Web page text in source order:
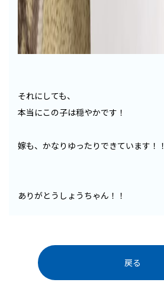
それにしても、
本当にこの子は穏やかです！
嫁も、かなりゆったりできています！！
ありがとうしょうちゃん！！
戻る